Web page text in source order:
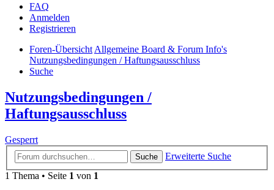
FAQ
Anmelden
Registrieren
Foren-ÜbersichtAllgemeine Board & Forum Info's
Nutzungsbedingungen / Haftungsausschluss
Suche
Nutzungsbedingungen /
Haftungsausschluss
Gesperrt
Suche
Erweiterte Suche
1 Thema • Seite 1 von 1